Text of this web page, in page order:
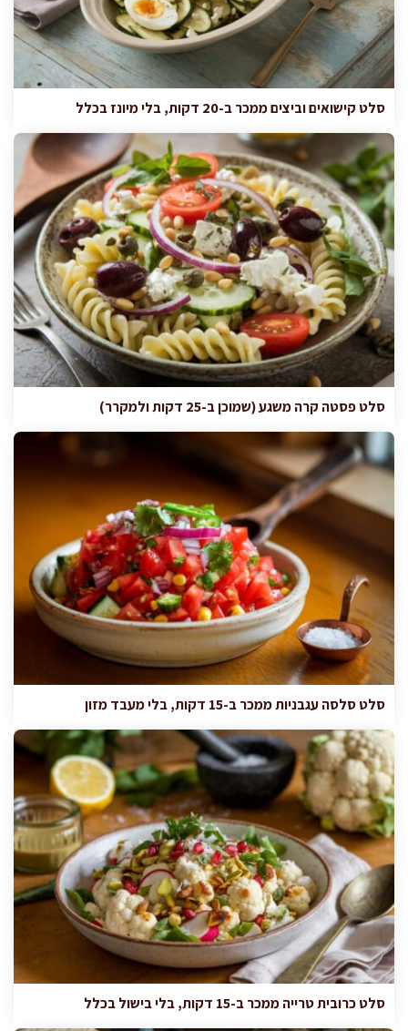
סלט קישואים וביצים ממכר ב-20 דקות, בלי מיונז בכלל
סלט פסטה קרה משגע (שמוכן ב-25 דקות ולמקרר)
סלט סלסה עגבניות ממכר ב-15 דקות, בלי מעבד מזון
סלט כרובית טרייה ממכר ב-15 דקות, בלי בישול בכלל